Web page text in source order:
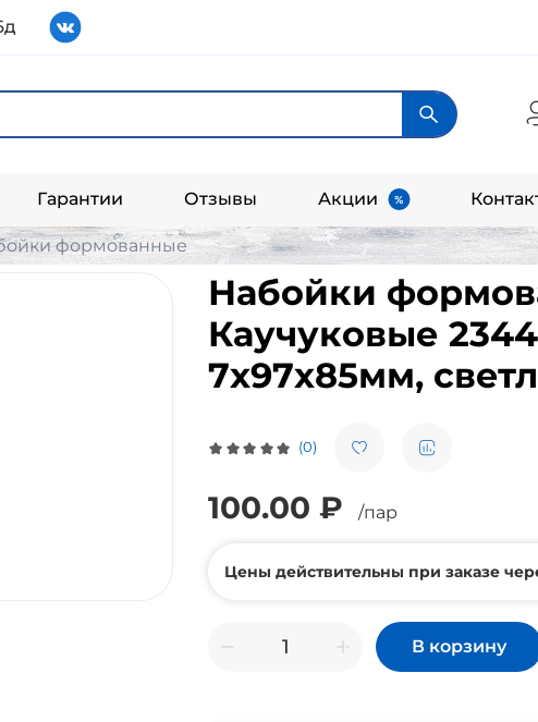
Гарантии Отзывы Акции
формованные
(0)
Набойки
Каучуковые
7х97х85мм,
100.00 ₽ /пар
Цены действительны при заказе
В корзину